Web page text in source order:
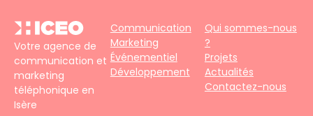
Votre agence de
communication et
marketing
téléphonique en
Isère
Communication
Marketing
Événementiel
Développement
Qui sommes-nous
?
Projets
Actualités
Contactez-nous